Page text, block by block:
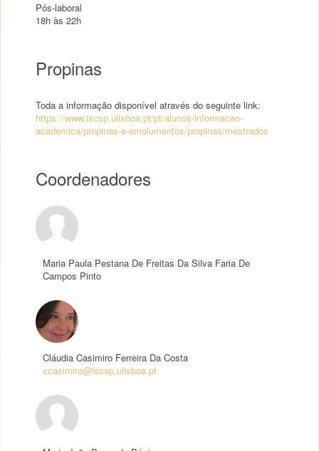
Pós-laboral
18h às 22h
Propinas
Toda a informação disponível através do seguinte link:
https://www.iscsp.ulisboa.pt/pt/alunos/informacao-
academica/propinas-e-emolumentos/propinas/mestrados
Coordenadores
Maria Paula Pestana De Freitas Da Silva Faria De
Campos Pinto
Cláudia Casimiro Ferreira Da Costa
ccasimiro@iscsp.ulisboa.pt